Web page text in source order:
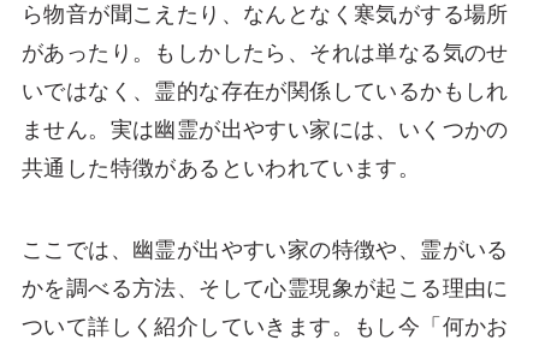
ら物音が聞こえたり、なんとなく寒気がする場所
があったり。もしかしたら、それは単なる気のせ
いではなく、霊的な存在が関係しているかもしれ
ません。実は幽霊が出やすい家には、いくつかの
共通した特徴があるといわれています。
ここでは、幽霊が出やすい家の特徴や、霊がいる
かを調べる方法、そして心霊現象が起こる理由に
ついて詳しく紹介していきます。もし今「何かお